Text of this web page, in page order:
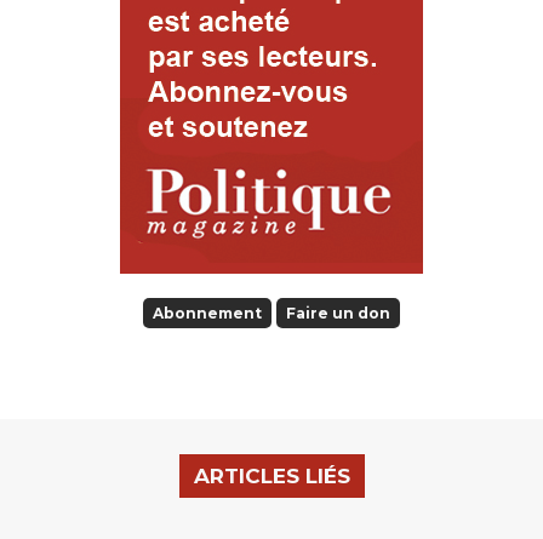
Abonnement Faire un don
ARTICLES LIÉS